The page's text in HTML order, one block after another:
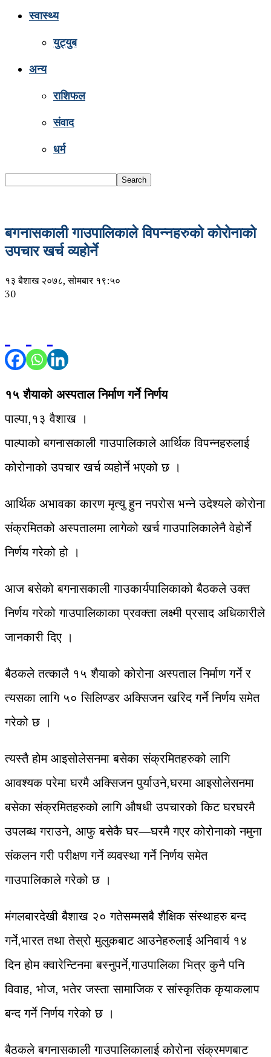
स्वास्थ्य
युट्युब
अन्य
राशिफल
संवाद
धर्म
बगनासकाली गाउपालिकाले विपन्नहरुको कोरोनाको
उपचार खर्च व्यहोर्ने
१३ बैशाख २०७८, सोमबार १९:५०
30
१५ शैयाको अस्पताल निर्माण गर्ने निर्णय
पाल्पा,१३ वैशाख ।
पाल्पाको बगनासकाली गाउपालिकाले आर्थिक विपन्नहरुलाई
कोरोनाको उपचार खर्च व्यहोर्ने भएको छ ।
आर्थिक अभावका कारण मृत्यु हुन नपरोस भन्ने उदेश्यले कोरोना
संक्रमितको अस्पतालमा लागेको खर्च गाउपालिकालेनै वेहोर्ने
निर्णय गरेको हो ।
आज बसेको बगनासकाली गाउकार्यपालिकाको बैठकले उक्त
निर्णय गरेको गाउपालिकाका प्रवक्ता लक्ष्मी प्रसाद अधिकारीले
जानकारी दिए ।
बैठकले तत्कालै १५ शैयाको कोरोना अस्पताल निर्माण गर्ने र
त्यसका लागि ५० सिलिण्डर अक्सिजन खरिद गर्ने निर्णय समेत
गरेको छ ।
त्यस्तै होम आइसोलेसनमा बसेका संक्रमितहरुको लागि
आवश्यक परेमा घरमै अक्सिजन पुर्याउने,घरमा आइसोलेसनमा
बसेका संक्रमितहरुको लागि औषधी उपचारको किट घरघरमै
उपलब्ध गराउने, आफु बसेकै घर—घरमै गएर कोरोनाको नमुना
संकलन गरी परीक्षण गर्ने व्यवस्था गर्ने निर्णय समेत
गाउपालिकाले गरेको छ ।
मंगलबारदेखी बैशाख २० गतेसम्मसबै शैक्षिक संस्थाहरु बन्द
गर्ने,भारत तथा तेस्रो मुलुकबाट आउनेहरुलाई अनिवार्य १४
दिन होम क्वारेन्टिनमा बस्नुपर्ने,गाउपालिका भित्र कुनै पनि
विवाह, भोज, भतेर जस्ता सामाजिक र सांस्कृतिक कृयाकलाप
बन्द गर्ने निर्णय गरेको छ ।
बैठकले बगनासकाली गाउपालिकालाई कोरोना संक्रमणबाट